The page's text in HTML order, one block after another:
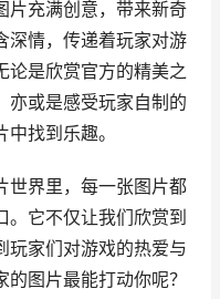
片充满创意，带来新奇
深情，传递着玩家对游
论是欣赏官方的精美之
亦或是感受玩家自制的
找到乐趣。
世界里，每一张图片都
它不仅让我们欣赏到
玩家们对游戏的热爱与
图片最能打动你呢？